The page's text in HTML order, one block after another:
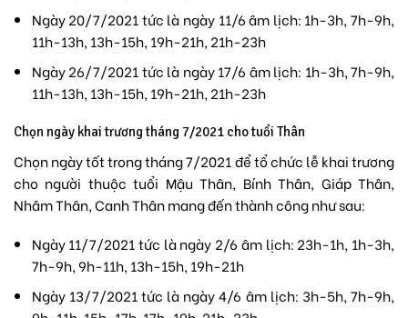
Ngày 20/7/2021 tức là ngày 11/6 âm lịch: 1h-3h, 7h-9h,
11h-13h, 13h-15h, 19h-21h, 21h-23h
Ngày 26/7/2021 tức là ngày 17/6 âm lịch: 1h-3h, 7h-9h,
11h-13h, 13h-15h, 19h-21h, 21h-23h
Chọn ngày khai trương tháng 7/2021 cho tuổi Thân
Chọn ngày tốt trong tháng 7/2021 để tổ chức lễ khai trương
cho người thuộc tuổi Mậu Thân, Bính Thân, Giáp Thân,
Nhâm Thân, Canh Thân mang đến thành công như sau:
Ngày 11/7/2021 tức là ngày 2/6 âm lịch: 23h-1h, 1h-3h,
7h-9h, 9h-11h, 13h-15h, 19h-21h
Ngày 13/7/2021 tức là ngày 4/6 âm lịch: 3h-5h, 7h-9h,